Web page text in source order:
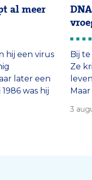
al meer
hij een virus
later een
was hij
een
Bij
Ze
3